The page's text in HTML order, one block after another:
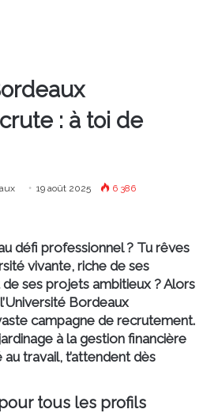
: à toi de
19 août 2025 6 386
défi professionnel ? Tu rêves
vivante, riche de ses
ses projets ambitieux ? Alors
Bordeaux
campagne de recrutement.
à la gestion financière
travail, t’attendent dès
tous les profils